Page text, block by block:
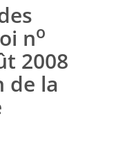
no
2008
de la